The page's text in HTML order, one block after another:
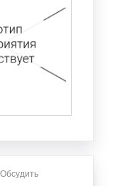
Обсудить